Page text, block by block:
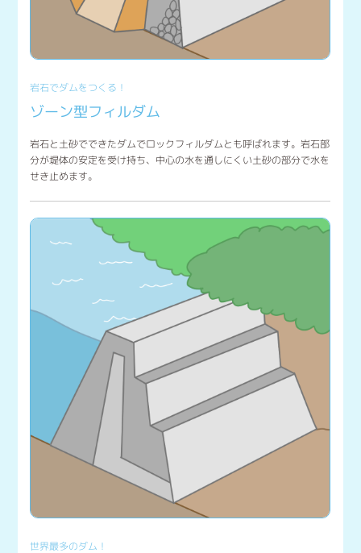
岩石でダムをつくる！
ゾーン型フィルダム
岩石と土砂でできたダムでロックフィルダムとも呼ばれます。岩石部
分が堤体の安定を受け持ち、中心の水を通しにくい土砂の部分で水を
せき止めます。
世界最多のダム！